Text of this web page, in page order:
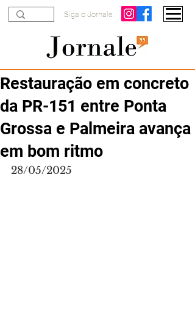
Siga o Jornale
Restauração em concreto
da PR-151 entre Ponta
Grossa e Palmeira avança
em bom ritmo
28/05/2025